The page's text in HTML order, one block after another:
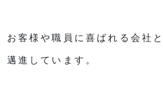
お客様や職員に喜ばれる会社
邁進しています。